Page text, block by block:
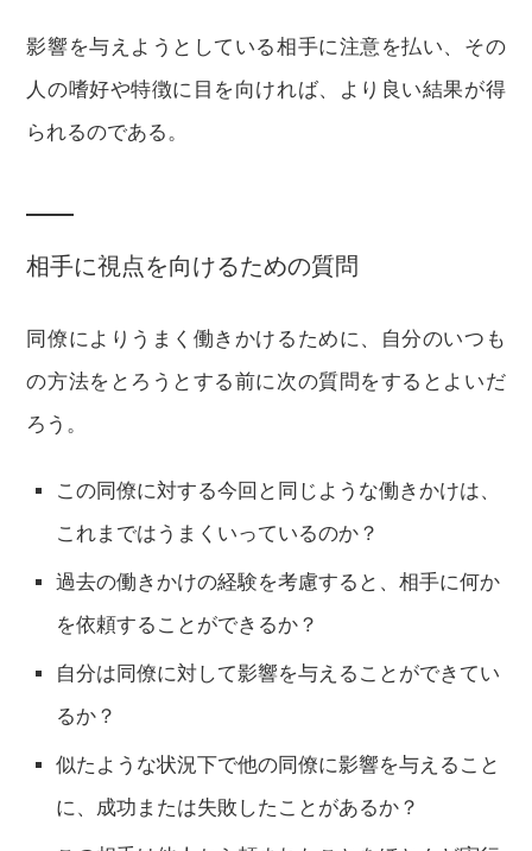
影響を与えようとしている相手に注意を払い、その
人の嗜好や特徴に目を向ければ、より良い結果が得
られるのである。
相手に視点を向けるための質問
同僚によりうまく働きかけるために、自分のいつも
の方法をとろうとする前に次の質問をするとよいだ
ろう。
この同僚に対する今回と同じような働きかけは、
これまではうまくいっているのか？
過去の働きかけの経験を考慮すると、相手に何か
を依頼することができるか？
自分は同僚に対して影響を与えることができてい
るか？
似たような状況下で他の同僚に影響を与えること
に、成功または失敗したことがあるか？